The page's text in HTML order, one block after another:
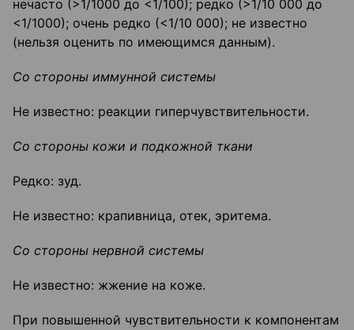
нечасто (>1/1000 до <1/100); редко (>1/10 000 до
<1/1000); очень редко (<1/10 000); не известно
(нельзя оценить по имеющимся данным).
Со стороны иммунной системы
Не известно: реакции гиперчувствительности.
Со стороны кожи и подкожной ткани
Редко: зуд.
Не известно: крапивница, отек, эритема.
Со стороны нервной системы
Не известно: жжение на коже.
При повышенной чувствительности к компонентам